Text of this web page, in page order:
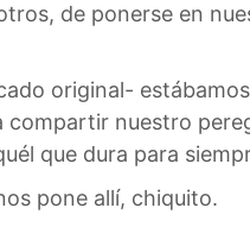
de ponerse en
original-
nuestro
que dura para
pone allí, chiquito.